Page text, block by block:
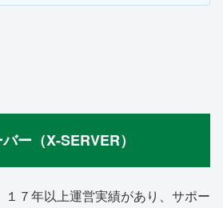
ー（X-SERVER）
７年以上運営実績があり、サポー